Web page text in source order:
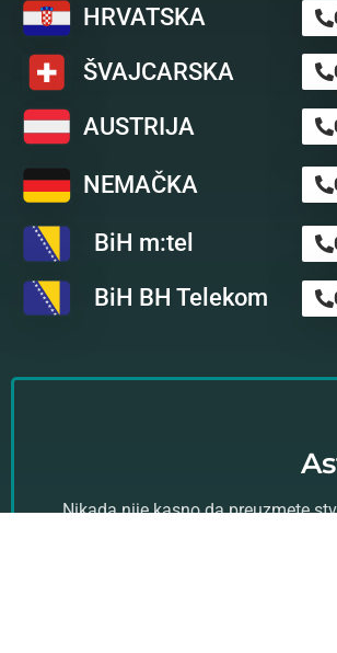
HRVATSKA
ŠVAJCARSKA
AUSTRIJA
NEMAČKA
BiH m:tel
BiH BH Telekom
Nikada nije kasno da preuzmete